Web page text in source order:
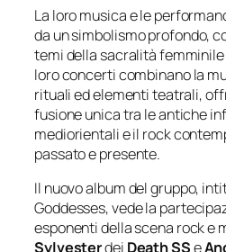
La loro musica e le
da un simbolismo profondo,
temi della sacralità
loro concerti combinano la
rituali ed elementi teatrali,
fusione unica tra le antiche
mediorientali e il rock
passato e presente.
Il nuovo album del gruppo,
Goddesses, vede la
esponenti della scena rock e
Sylvesterdei Death SSe